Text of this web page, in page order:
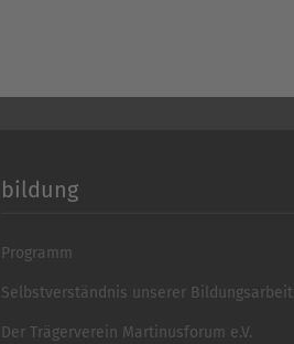
bildung
Programm
Selbstverständnis unserer Bildungsarbeit
Der Trägerverein Martinusforum e.V.